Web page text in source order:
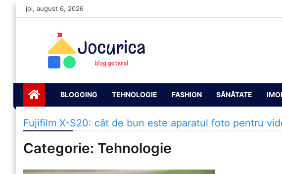
Skip
to
joi, august 6, 2026
Jocurică blog
BLOGGING TEHNOLOGIE FASHION SĂNĂTATE
Fujifilm X-S20: cât de bun este aparatul foto pentru
Categorie: Tehnologie